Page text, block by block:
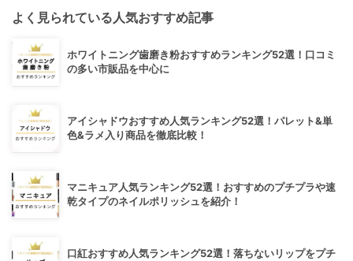
よく見られている人気おすすめ記事
ホワイトニング歯磨き粉おすすめランキング52選！口コミ
の多い市販品を中心に
アイシャドウおすすめ人気ランキング52選！パレット&単
色&ラメ入り商品を徹底比較！
マニキュア人気ランキング52選！おすすめのプチプラや速
乾タイプのネイルポリッシュを紹介！
口紅おすすめ人気ランキング52選！落ちないリップをプチ